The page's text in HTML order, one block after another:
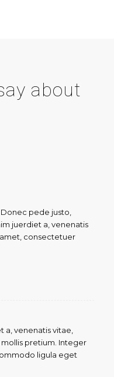
about
pede justo,
juerdiet a, venenatis
consectetuer
a, venenatis vitae,
pretium. Integer
ligula eget